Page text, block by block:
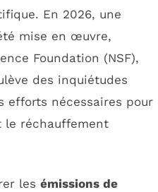
En 2026, une
mise en œuvre,
Foundation (NSF),
des inquiétudes
efforts nécessaires pour
le réchauffement
les émissions de